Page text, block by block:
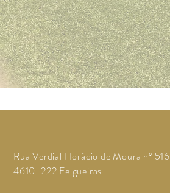
Rua Verdial Horácio de Moura nº 516
4610-222 Felgueiras